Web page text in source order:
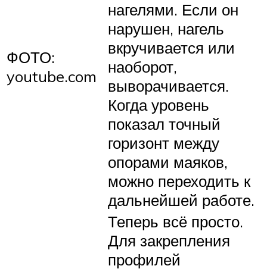
ФОТО:
youtube.com
нагелями. Если он
нарушен, нагель
вкручивается или
наоборот,
выворачивается.
Когда уровень
показал точный
горизонт между
опорами маяков,
можно переходить к
дальнейшей работе.
Теперь всё просто.
Для закрепления
профилей